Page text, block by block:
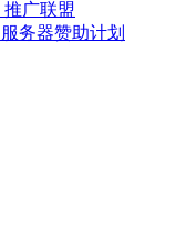
推广联盟
服务器赞助计划